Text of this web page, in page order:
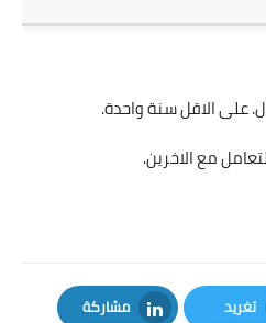
على الاقل سنة واحدة.
مع الاخرين.
تغريد مشاركة